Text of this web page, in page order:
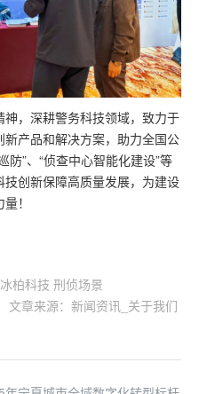
，深耕警务科技领域，致力于
产品和解决方案，助力全国公
防”、“侦查中心智能化建设”等
创新保障高质量发展，为建设
！
柏科技 刑侦场景
章来源：新闻资讯_关于我们